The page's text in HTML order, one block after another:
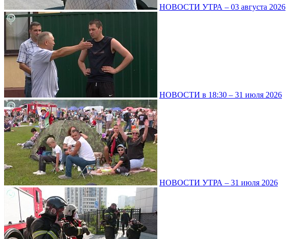
НОВОСТИ УТРА – 03 августа 2026
НОВОСТИ в 18:30 – 31 июля 2026
НОВОСТИ УТРА – 31 июля 2026